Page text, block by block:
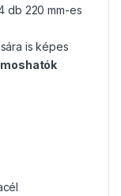
db 220 mm-es
is képes